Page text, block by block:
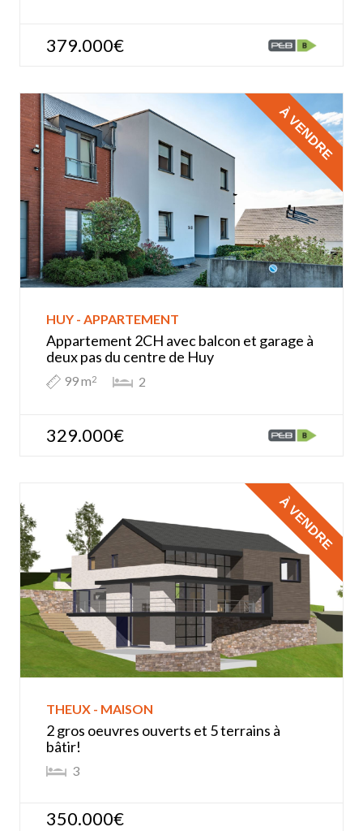
379.000€
HUY - APPARTEMENT
Appartement 2CH avec balcon et garage à
deux pas du centre de Huy
99 m2 2
329.000€
À VENDRE
THEUX - MAISON
2 gros oeuvres ouverts et 5 terrains à
bâtir!
3
350.000€
À VENDRE